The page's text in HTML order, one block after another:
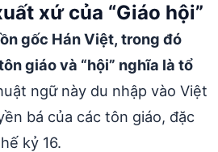
xứ của “Giáo hội”
gốc Hán Việt, trong đó
giáo và “hội” nghĩa là tổ
ngữ này du nhập vào Việt
bá của các tôn giáo, đặc
kỷ 16.